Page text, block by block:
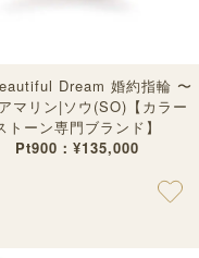
Dream 婚約指輪 〜
マリン|ソウ(SO)【カラー
トーン専門ブランド】
Pt900：¥135,000